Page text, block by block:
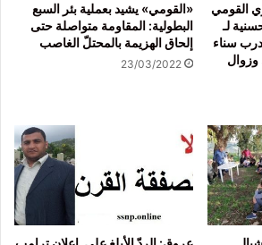
القومي
لـ
سناء
وزوال
«القومي» يشيد بعملية بئر السبع
البطولية: المقاومة متواصلة حتى
إلحاق الهزيمة بالمحتلّ الغاصب
23/03/2022